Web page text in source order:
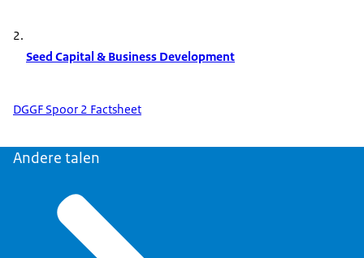
Seed Capital & Business Development
DGGF Spoor 2 Factsheet
Andere talen